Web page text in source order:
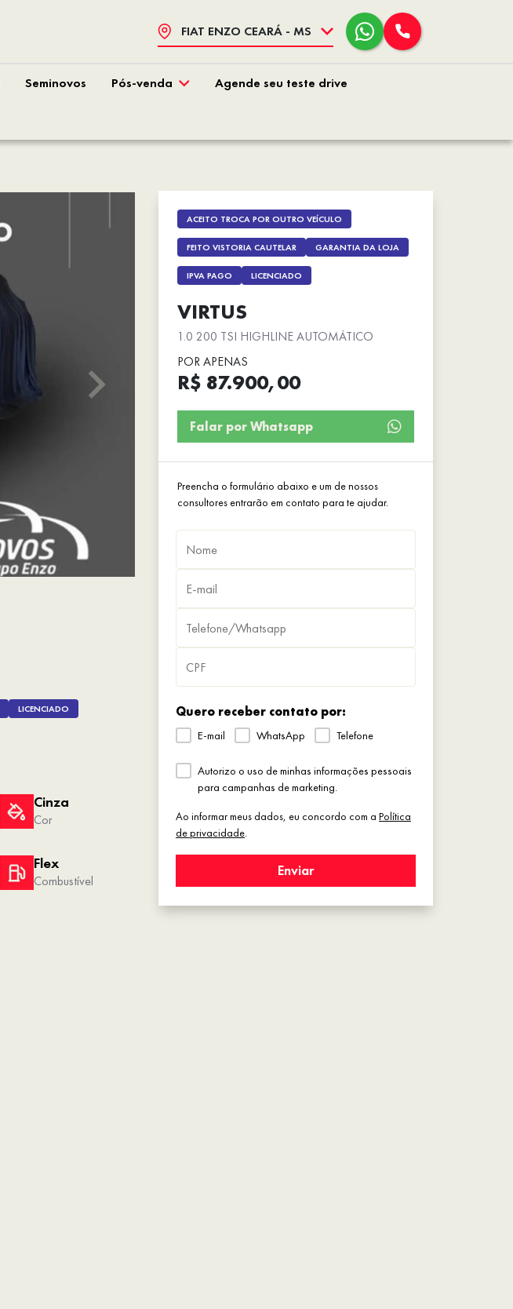
FIAT ENZO CEARÁ - MS
Seminovos Pós-venda Agende seu teste drive
ACEITO TROCA POR OUTRO VEÍCULO
FEITO VISTORIA CAUTELAR GARANTIA DA LOJA
IPVA PAGO LICENCIADO
VIRTUS
1.0 200 TSI HIGHLINE AUTOMÁTICO
POR APENAS
R$ 87.900,00
Falar por Whatsapp
Preencha o formulário abaixo e um de nossos
consultores entrarão em contato para te ajudar.
Quero receber contato por:
E-mail WhatsApp Telefone
Autorizo o uso de minhas informações pessoais
para campanhas de marketing.
Ao informar meus dados, eu concordo com a Política
de privacidade.
Enviar
LICENCIADO
Cinza
Cor
Flex
Combustível